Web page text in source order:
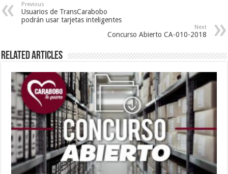
Previous
Usuarios de TransCarabobo
podrán usar tarjetas inteligentes
Next
Concurso Abierto CA-010-2018
Related Articles